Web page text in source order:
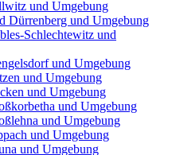
und Umgebung
Dürrenberg und Umgebung
Schlechtewitz und
und Umgebung
und Umgebung
und Umgebung
und Umgebung
und Umgebung
und Umgebung
und Umgebung